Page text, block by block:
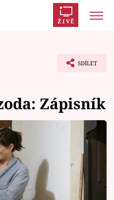
ŽIVĚ
SDÍLET
Zápisník